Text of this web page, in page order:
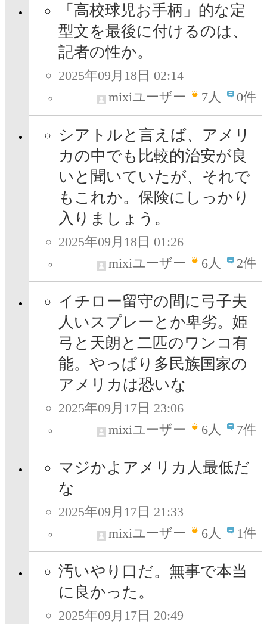
「高校球児お手柄」的な定
型文を最後に付けるのは、
記者の性か。
2025年09月18日 02:14
mixiユーザー
7人 0件
シアトルと言えば、アメリ
カの中でも比較的治安が良
いと聞いていたが、それで
もこれか。保険にしっかり
入りましょう。
2025年09月18日 01:26
mixiユーザー
6人 2件
イチロー留守の間に弓子夫
人いスプレーとか卑劣。姫
弓と天朗と二匹のワンコ有
能。やっぱり多民族国家の
アメリカは恐いな
2025年09月17日 23:06
mixiユーザー
6人 7件
マジかよアメリカ人最低だ
な
2025年09月17日 21:33
mixiユーザー
6人 1件
汚いやり口だ。無事で本当
に良かった。
2025年09月17日 20:49